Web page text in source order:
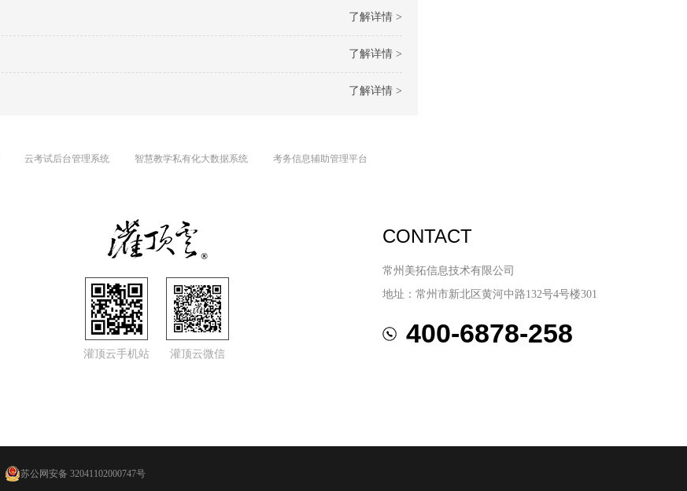
了解详情 >
了解详情 >
了解详情 >
云考试后台管理系统 智慧教学私有化大数据系统 考务信息辅助管理平台
灌顶云手机站
灌顶云微信
CONTACT
常州美拓信息技术有限公司
地址：常州市新北区黄河中路132号4号楼301
400-6878-258
苏公网安备 32041102000747号